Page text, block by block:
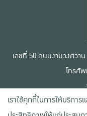
เลขที่ 50 ถนนงามวงศ์วา
โทรศั
เราใช้คุกกี้ในการให้บริกา